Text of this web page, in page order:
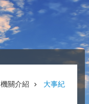
機關介紹 大事紀